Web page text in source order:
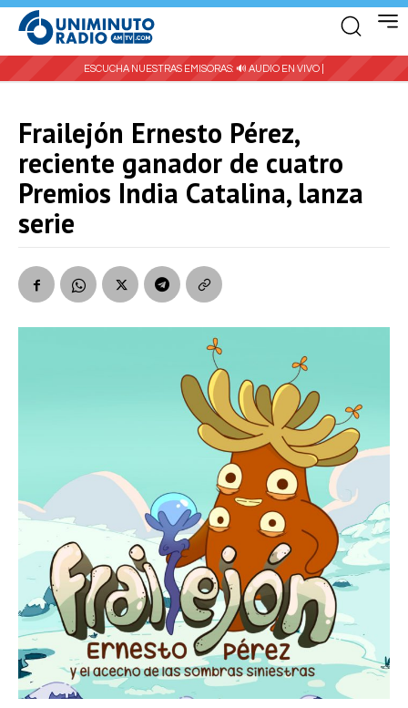
ESCUCHA NUESTRAS EMISORAS: 🔊 AUDIO EN VIVO |
Frailejón Ernesto Pérez,
reciente ganador de cuatro
Premios India Catalina, lanza
serie